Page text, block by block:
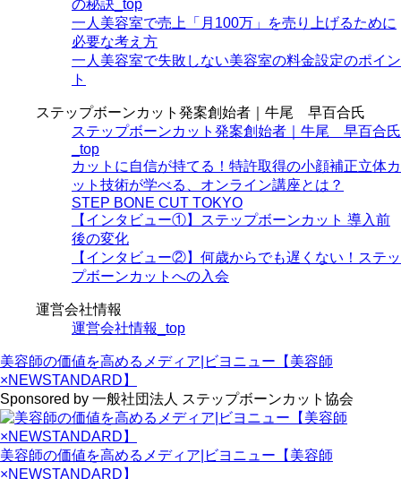
の秘訣_top
一人美容室で売上「月100万」を売り上げるために
必要な考え方
一人美容室で失敗しない美容室の料金設定のポイン
ト
ステップボーンカット発案創始者｜牛尾 早百合氏
ステップボーンカット発案創始者｜牛尾 早百合氏
_top
カットに自信が持てる！特許取得の小顔補正立体カ
ット技術が学べる、オンライン講座とは？
STEP BONE CUT TOKYO
【インタビュー①】ステップボーンカット 導入前
後の変化
【インタビュー②】何歳からでも遅くない！ステッ
プボーンカットへの入会
運営会社情報
運営会社情報_top
美容師の価値を高めるメディア|ビヨニュー【美容師
×NEWSTANDARD】
Sponsored by 一般社団法人 ステップボーンカット協会
美容師の価値を高めるメディア|ビヨニュー【美容師
×NEWSTANDARD】